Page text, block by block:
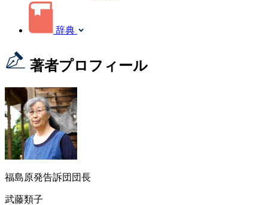
辞典
著者プロフィール
福島原発告訴団団長
武藤類子